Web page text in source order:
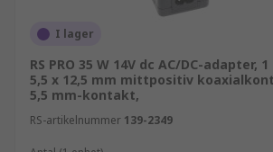
I lager
RS PRO 35 W 14V dc AC/DC-adapter,
5,5 x 12,5 mm mittpositiv
5,5 mm-kontakt,
RS-artikelnummer 139-2349